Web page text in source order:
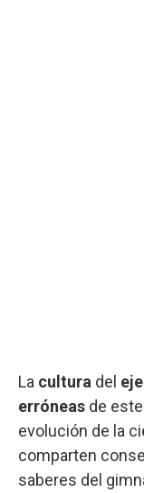
La cultura del
erróneas de
evolución de la
comparten
saberes del